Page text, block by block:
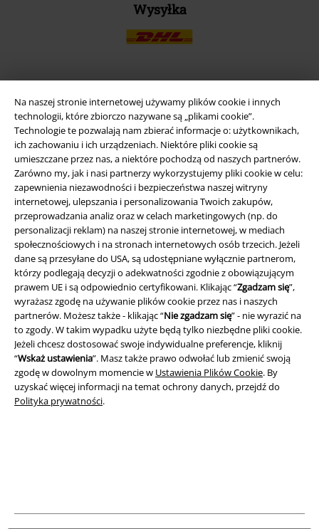
Na naszej stronie internetowej używamy plików cookie i innych
technologii, które zbiorczo nazywane są „plikami cookie”.
Technologie te pozwalają nam zbierać informacje o: użytkownikach,
ich zachowaniu i ich urządzeniach. Niektóre pliki cookie są
umieszczane przez nas, a niektóre pochodzą od naszych partnerów.
Zarówno my, jak i nasi partnerzy wykorzystujemy pliki cookie w celu:
zapewnienia niezawodności i bezpieczeństwa naszej witryny
internetowej, ulepszania i personalizowania Twoich zakupów,
przeprowadzania analiz oraz w celach marketingowych (np. do
personalizacji reklam) na naszej stronie internetowej, w mediach
społecznościowych i na stronach internetowych osób trzecich. Jeżeli
dane są przesyłane do USA, są udostępniane wyłącznie partnerom,
którzy podlegają decyzji o adekwatności zgodnie z obowiązującym
prawem UE i są odpowiednio certyfikowani. Klikając “Zgadzam się”,
wyrażasz zgodę na używanie plików cookie przez nas i naszych
partnerów. Możesz także - klikając “Nie zgadzam się” - nie wyrazić na
to zgody. W takim wypadku użyte będą tylko niezbędne pliki cookie.
Jeżeli chcesz dostosować swoje indywidualne preferencje, kliknij
“Wskaż ustawienia”. Masz także prawo odwołać lub zmienić swoją
zgodę w dowolnym momencie w Ustawienia Plików Cookie. By
uzyskać więcej informacji na temat ochrony danych, przejdź do
Polityka prywatności.
Wysyłka
Aplikację EMP
Ściągnij nową aplikację EMP - ZA DARMO - i korzystaj z nowych
funkcji!
A Warner Music Group Company
Polityka prywatności